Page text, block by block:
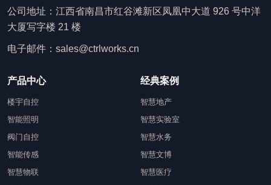
公司地址：江西省南昌市红谷滩新区凤凰中大道 926 号中洋
大厦写字楼 21 楼
电子邮件：sales@ctrlworks.cn
产品中心
楼宇自控
智能照明
阀门自控
智能传感
智慧物联
经典案例
智慧地产
智慧实验室
智慧水务
智慧文博
智慧医疗